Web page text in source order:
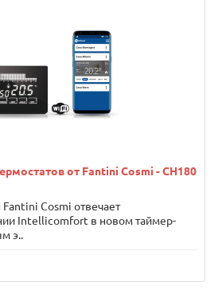
от Fantini Cosmi - CH180
Cosmi отвечает
Intellicomfort в новом таймер-
э..